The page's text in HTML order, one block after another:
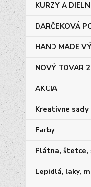
KURZY A
DARČEKOVÁ
HAND MADE
NOVÝ TOVAR
AKCIA
Kreatívne sady
Farby
Plátna, štetce,
Lepidlá, laky,